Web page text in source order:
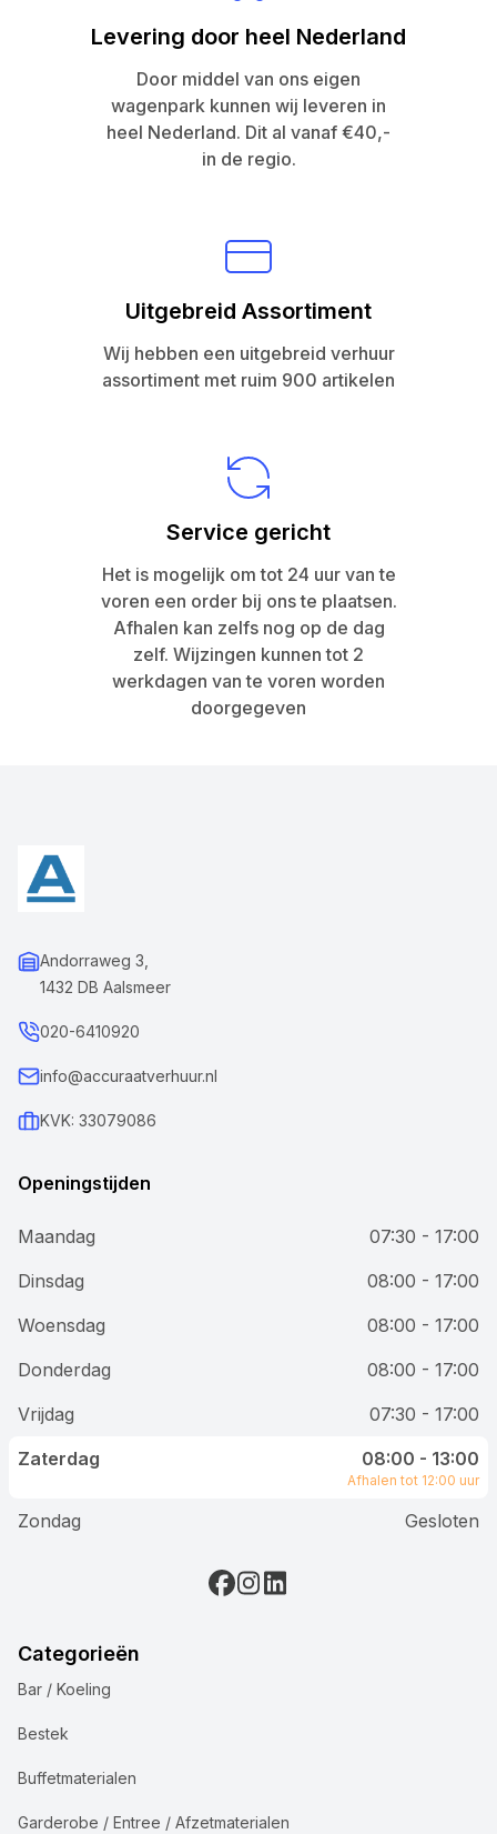
Levering door heel Nederland
Door middel van ons eigen
wagenpark kunnen wij leveren in
heel Nederland. Dit al vanaf €40,-
in de regio.
Uitgebreid Assortiment
Wij hebben een uitgebreid verhuur
assortiment met ruim 900 artikelen
Service gericht
Het is mogelijk om tot 24 uur van te
voren een order bij ons te plaatsen.
Afhalen kan zelfs nog op de dag
zelf. Wijzingen kunnen tot 2
werkdagen van te voren worden
doorgegeven
Andorraweg 3,
1432 DB Aalsmeer
020-6410920
info@accuraatverhuur.nl
KVK: 33079086
Openingstijden
Maandag
07:30 - 17:00
Dinsdag
08:00 - 17:00
Woensdag
08:00 - 17:00
Donderdag
08:00 - 17:00
Vrijdag
07:30 - 17:00
Zaterdag
08:00 - 13:00
Afhalen tot 12:00 uur
Zondag Gesloten
Categorieën
Bar / Koeling
Bestek
Buffetmaterialen
Garderobe / Entree / Afzetmaterialen